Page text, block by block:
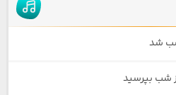
شب شد
شب بپرسید